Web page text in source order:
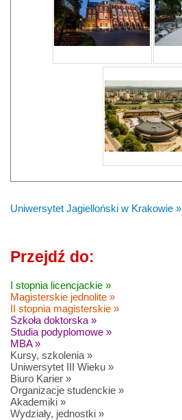
Uniwersytet Jagielloński w Krakowie »
Przejdź do:
I stopnia licencjackie »
Magisterskie jednolite »
II stopnia magisterskie »
Szkoła doktorska »
Studia podyplomowe »
MBA »
Kursy, szkolenia »
Uniwersytet III Wieku »
Biuro Karier »
Organizacje studenckie »
Akademiki »
Wydziały, jednostki »